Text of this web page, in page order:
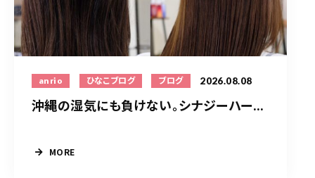
anrio ひなこブログ ブログ 2026.08.08
沖縄の湿気にも負けない。シナジーハー...
MORE